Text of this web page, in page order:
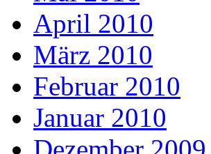
April 2010
März 2010
Februar 2010
Januar 2010